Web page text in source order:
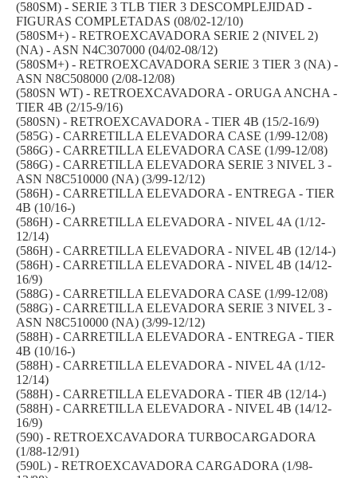
(580SM) - SERIE 3 TLB TIER 3 DESCOMPLEJIDAD -
FIGURAS COMPLETADAS (08/02-12/10)
(580SM+) - RETROEXCAVADORA SERIE 2 (NIVEL 2)
(NA) - ASN N4C307000 (04/02-08/12)
(580SM+) - RETROEXCAVADORA SERIE 3 TIER 3 (NA) -
ASN N8C508000 (2/08-12/08)
(580SN WT) - RETROEXCAVADORA - ORUGA ANCHA -
TIER 4B (2/15-9/16)
(580SN) - RETROEXCAVADORA - TIER 4B (15/2-16/9)
(585G) - CARRETILLA ELEVADORA CASE (1/99-12/08)
(586G) - CARRETILLA ELEVADORA CASE (1/99-12/08)
(586G) - CARRETILLA ELEVADORA SERIE 3 NIVEL 3 -
ASN N8C510000 (NA) (3/99-12/12)
(586H) - CARRETILLA ELEVADORA - ENTREGA - TIER
4B (10/16-)
(586H) - CARRETILLA ELEVADORA - NIVEL 4A (1/12-
12/14)
(586H) - CARRETILLA ELEVADORA - NIVEL 4B (12/14-)
(586H) - CARRETILLA ELEVADORA - NIVEL 4B (14/12-
16/9)
(588G) - CARRETILLA ELEVADORA CASE (1/99-12/08)
(588G) - CARRETILLA ELEVADORA SERIE 3 NIVEL 3 -
ASN N8C510000 (NA) (3/99-12/12)
(588H) - CARRETILLA ELEVADORA - ENTREGA - TIER
4B (10/16-)
(588H) - CARRETILLA ELEVADORA - NIVEL 4A (1/12-
12/14)
(588H) - CARRETILLA ELEVADORA - TIER 4B (12/14-)
(588H) - CARRETILLA ELEVADORA - NIVEL 4B (14/12-
16/9)
(590) - RETROEXCAVADORA TURBOCARGADORA
(1/88-12/91)
(590L) - RETROEXCAVADORA CARGADORA (1/98-